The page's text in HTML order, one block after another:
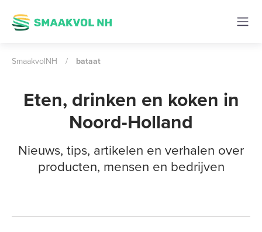
SmaakvolNH / bataat
Eten, drinken en koken in
Noord-Holland
Nieuws, tips, artikelen en verhalen over
producten, mensen en bedrijven